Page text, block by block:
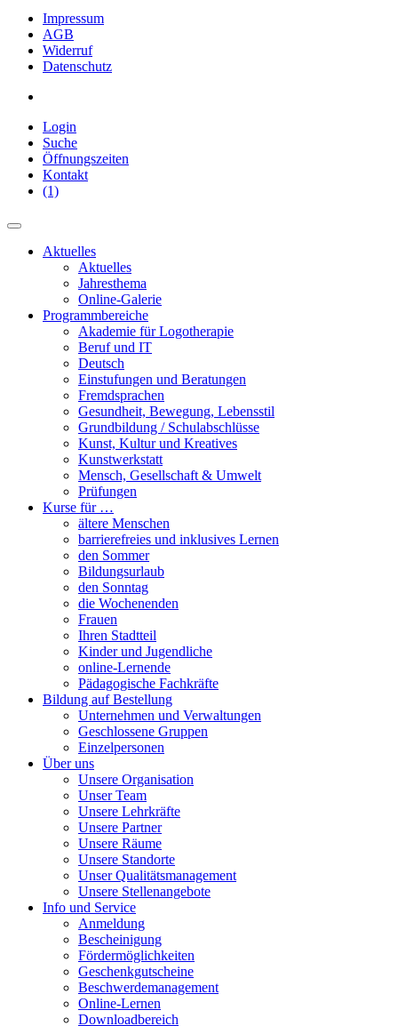
Impressum
AGB
Widerruf
Datenschutz
Login
Suche
Öffnungszeiten
Kontakt
(1)
Aktuelles
Aktuelles
Jahresthema
Online-Galerie
Programmbereiche
Akademie für Logotherapie
Beruf und IT
Deutsch
Einstufungen und Beratungen
Fremdsprachen
Gesundheit, Bewegung, Lebensstil
Grundbildung / Schulabschlüsse
Kunst, Kultur und Kreatives
Kunstwerkstatt
Mensch, Gesellschaft & Umwelt
Prüfungen
Kurse für …
ältere Menschen
barrierefreies und inklusives Lernen
den Sommer
Bildungsurlaub
den Sonntag
die Wochenenden
Frauen
Ihren Stadtteil
Kinder und Jugendliche
online-Lernende
Pädagogische Fachkräfte
Bildung auf Bestellung
Unternehmen und Verwaltungen
Geschlossene Gruppen
Einzelpersonen
Über uns
Unsere Organisation
Unser Team
Unsere Lehrkräfte
Unsere Partner
Unsere Räume
Unsere Standorte
Unser Qualitätsmanagement
Unsere Stellenangebote
Info und Service
Anmeldung
Bescheinigung
Fördermöglichkeiten
Geschenkgutscheine
Beschwerdemanagement
Online-Lernen
Downloadbereich